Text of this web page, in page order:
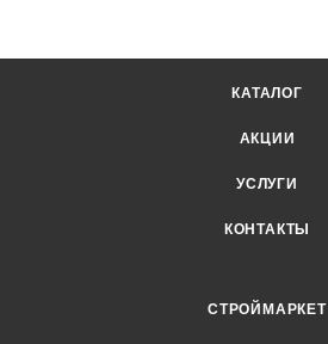
КАТАЛОГ
АКЦИИ
УСЛУГИ
КОНТАКТЫ
СТРОЙМАРКЕТ